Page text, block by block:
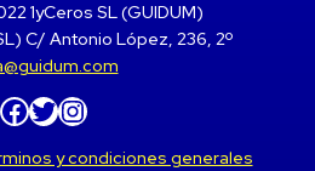
1yCeros SL (GUIDUM)
C/ Antonio López, 236, 2º
Facebook Twitter Instagram
y condiciones generales